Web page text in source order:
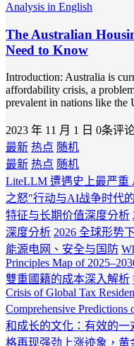
Analysis in English
The Australian
Need to Know
Introduction: Australia is
affordability crisis, a
prevalent in nations like
2023 年 11 月 1 日 0条评
最新 热点 随机
最新 热点 随机
LiteLLM 遭遇史上最严重
之怒"行动与AI战争时代
特征与长期价值深度分析
深度分析 2026 全球形势
能源电网、安全与国防
Principles Map of
雙重國籍的成本深入解析
Crisis of Global Tax
Comprehensive Predictions
和成长的文化：有效的
格再现强劲上涨迹象，